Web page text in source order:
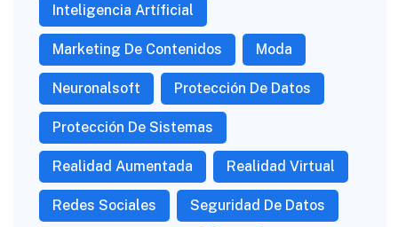
Inteligencia Artíficial
Marketing De Contenidos Moda
Neuronalsoft Protección De Datos
Protección De Sistemas
Realidad Aumentada Realidad Virtual
Redes Sociales Seguridad De Datos